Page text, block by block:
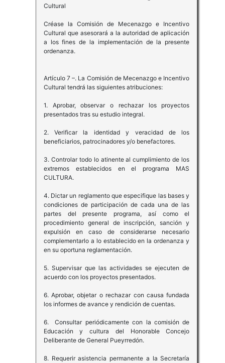
Cultural
Créase la Comisión de Mecenazgo e Incentivo
Cultural que asesorará a la autoridad de aplicación
a los fines de la implementación de la presente
ordenanza.
Artículo 7 –. La Comisión de Mecenazgo e Incentivo
Cultural tendrá las siguientes atribuciones:
1. Aprobar, observar o rechazar los proyectos
presentados tras su estudio integral.
2. Verificar la identidad y veracidad de los
beneficiarios, patrocinadores y/o benefactores.
3. Controlar todo lo atinente al cumplimiento de los
extremos establecidos en el programa MAS
CULTURA.
4. Dictar un reglamento que especifique las bases y
condiciones de participación de cada una de las
partes del presente programa, así como el
procedimiento general de inscripción, sanción y
expulsión en caso de considerarse necesario
complementarlo a lo establecido en la ordenanza y
en su oportuna reglamentación.
5. Supervisar que las actividades se ejecuten de
acuerdo con los proyectos presentados.
6. Aprobar, objetar o rechazar con causa fundada
los informes de avance y rendición de cuentas.
6. Consultar periódicamente con la comisión de
Educación y cultura del Honorable Concejo
Deliberante de General Pueyrredón.
8. Requerir asistencia permanente a la Secretaría